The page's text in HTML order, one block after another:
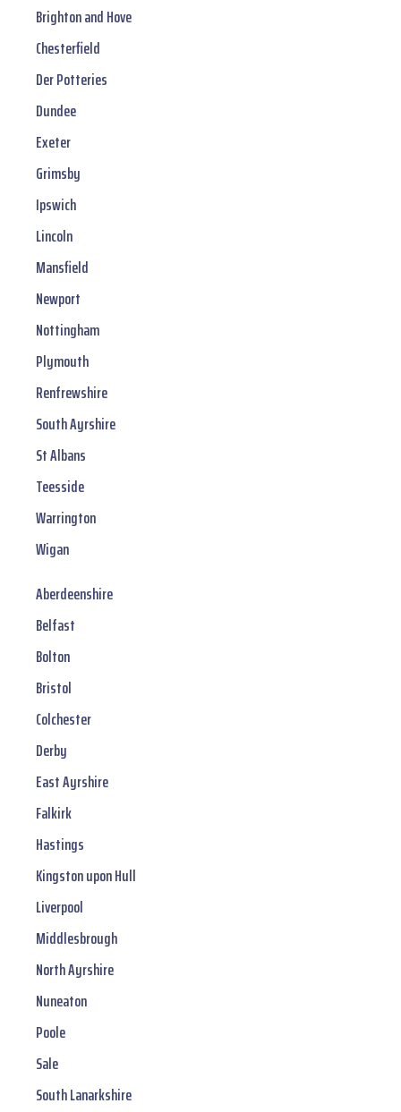
Brighton and Hove
Chesterfield
Der Potteries
Dundee
Exeter
Grimsby
Ipswich
Lincoln
Mansfield
Newport
Nottingham
Plymouth
Renfrewshire
South Ayrshire
St Albans
Teesside
Warrington
Wigan
Aberdeenshire
Belfast
Bolton
Bristol
Colchester
Derby
East Ayrshire
Falkirk
Hastings
Kingston upon Hull
Liverpool
Middlesbrough
North Ayrshire
Nuneaton
Poole
Sale
South Lanarkshire